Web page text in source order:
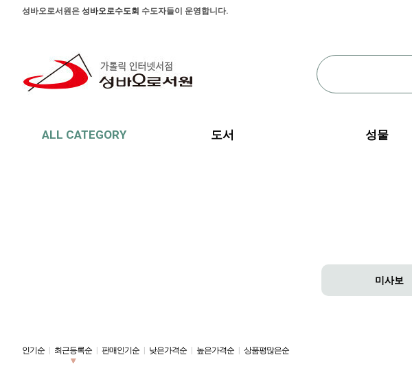
본문 바로가기
주메뉴 바로가기
사이드메뉴 바로가기
성바오로서원은 성바오로수도회 수도자들이 운영합니다.
ALL CATEGORY 도서 성물
미사보
인기순 최근등록순 판매인기순 낮은가격순 높은가격순 상품평많은순